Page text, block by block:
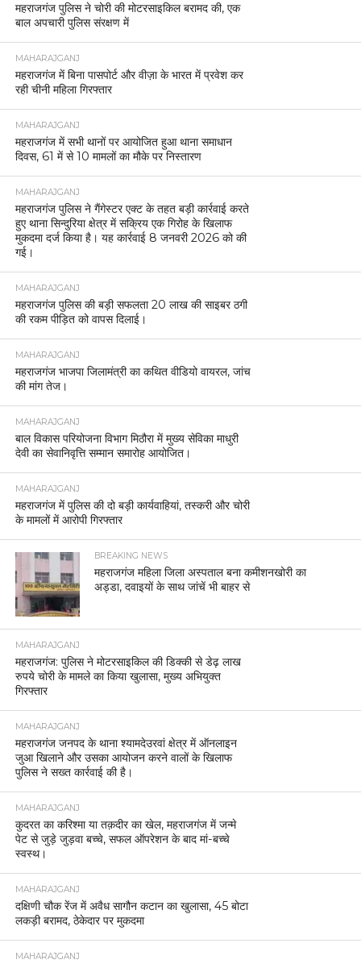
महराजगंज पुलिस ने चोरी की मोटरसाइकिल बरामद की, एक
बाल अपचारी पुलिस संरक्षण में
MAHARAJGANJ
महराजगंज में बिना पासपोर्ट और वीज़ा के भारत में प्रवेश कर
रही चीनी महिला गिरफ्तार
MAHARAJGANJ
महराजगंज में सभी थानों पर आयोजित हुआ थाना समाधान
दिवस, 61 में से 10 मामलों का मौके पर निस्तारण
MAHARAJGANJ
महराजगंज पुलिस ने गैंगेस्टर एक्ट के तहत बड़ी कार्रवाई करते
हुए थाना सिन्दुरिया क्षेत्र में सक्रिय एक गिरोह के खिलाफ
मुकदमा दर्ज किया है। यह कार्रवाई 8 जनवरी 2026 को की
गई।
MAHARAJGANJ
महराजगंज पुलिस की बड़ी सफलता 20 लाख की साइबर ठगी
की रकम पीड़ित को वापस दिलाई।
MAHARAJGANJ
महराजगंज भाजपा जिलामंत्री का कथित वीडियो वायरल, जांच
की मांग तेज।
MAHARAJGANJ
बाल विकास परियोजना विभाग मिठौरा में मुख्य सेविका माधुरी
देवी का सेवानिवृत्ति सम्मान समारोह आयोजित।
MAHARAJGANJ
महराजगंज में पुलिस की दो बड़ी कार्यवाहियां, तस्करी और चोरी
के मामलों में आरोपी गिरफ्तार
BREAKING NEWS
महराजगंज महिला जिला अस्पताल बना कमीशनखोरी का
अड्डा, दवाइयों के साथ जांचें भी बाहर से
MAHARAJGANJ
महराजगंज: पुलिस ने मोटरसाइकिल की डिक्की से डेढ़ लाख
रुपये चोरी के मामले का किया खुलासा, मुख्य अभियुक्त
गिरफ्तार
MAHARAJGANJ
महराजगंज जनपद के थाना श्यामदेउरवां क्षेत्र में ऑनलाइन
जुआ खिलाने और उसका आयोजन करने वालों के खिलाफ
पुलिस ने सख्त कार्रवाई की है।
MAHARAJGANJ
कुदरत का करिश्मा या तक़दीर का खेल, महराजगंज में जन्मे
पेट से जुड़े जुड़वा बच्चे, सफल ऑपरेशन के बाद मां-बच्चे
स्वस्थ।
MAHARAJGANJ
दक्षिणी चौक रेंज में अवैध सागौन कटान का खुलासा, 45 बोटा
लकड़ी बरामद, ठेकेदार पर मुकदमा
MAHARAJGANJ